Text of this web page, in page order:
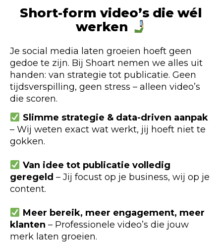
Short-form video’s die wél
werken
Je social media laten groeien hoeft geen
gedoe te zijn. Bij Shoart nemen we alles uit
handen: van strategie tot publicatie. Geen
tijdsverspilling, geen stress – alleen video’s
die scoren.
Slimme strategie & data-driven aanpak
– Wij weten exact wat werkt, jij hoeft niet te
gokken.
Van idee tot publicatie volledig
geregeld – Jij focust op je business, wij op je
content.
Meer bereik, meer engagement, meer
klanten – Professionele video’s die jouw
merk laten groeien.